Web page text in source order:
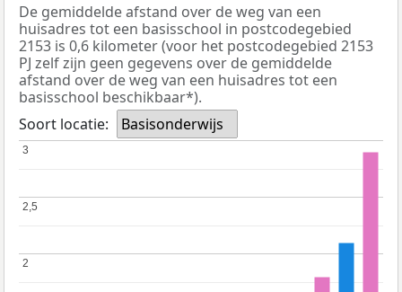
De gemiddelde afstand over de weg van een
huisadres tot een basisschool in postcodegebied
2153 is 0,6 kilometer (voor het postcodegebied 2153
PJ zelf zijn geen gegevens over de gemiddelde
afstand over de weg van een huisadres tot een
basisschool beschikbaar*).
Soort locatie:
Basisonderwijs
2
2
2,5
2,5
3
3